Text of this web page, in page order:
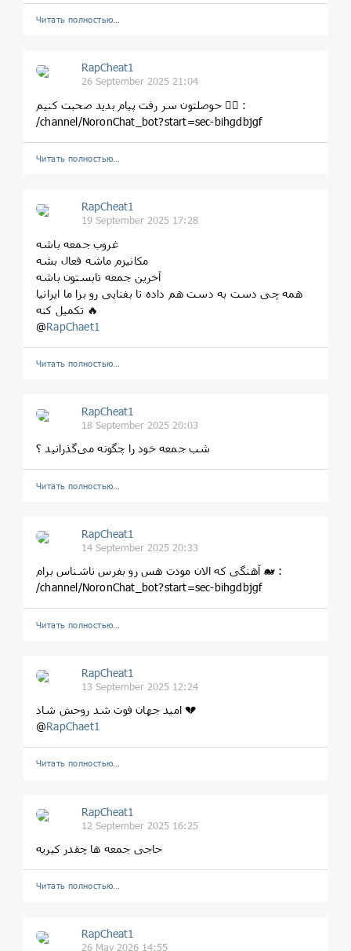
Читать полностью…
RapCheat1
26 September 2025 21:04
حوصلتون سر رفت پیام بدید صحبت کنیم 👇🏽 :
/channel/NoronChat_bot?start=sec-bihgdbjgf
Читать полностью…
RapCheat1
19 September 2025 17:28
غروب جمعه باشه
مکانیزم ماشه فعال بشه
آخرین جمعه تابستون باشه
همه چی دست به دست هم داده تا بفنایی رو برا ما ایرانیا
تکمیل کنه 🔥
@RapChaet1
Читать полностью…
RapCheat1
18 September 2025 20:03
شب جمعه خود را چگونه می‌گذرانید ؟
Читать полностью…
RapCheat1
14 September 2025 20:33
آهنگی که الان مودت هس رو بفرس ناشناس برام 🐋 :
/channel/NoronChat_bot?start=sec-bihgdbjgf
Читать полностью…
RapCheat1
13 September 2025 12:24
امید جهان فوت شد روحش شاد 💔
@RapChaet1
Читать полностью…
RapCheat1
12 September 2025 16:25
حاجی جمعه ها چقدر کیریه
Читать полностью…
RapCheat1
26 May 2026 14:55